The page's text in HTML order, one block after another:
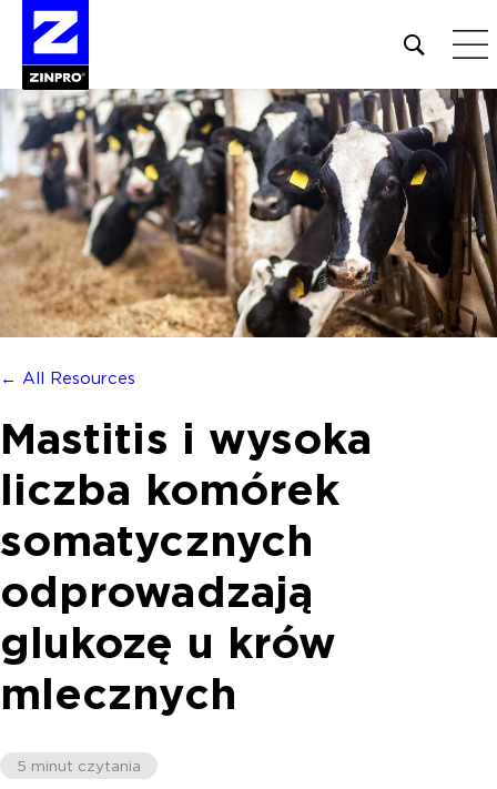
Open
site
search
form
Szukaj:
← All Resources
Mastitis i wysoka
liczba komórek
somatycznych
odprowadzają
glukozę u krów
mlecznych
5 minut czytania